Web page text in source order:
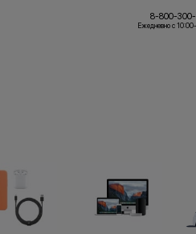
8-800-300-
Ежедневно с